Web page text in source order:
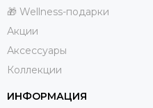
🎁 Wellness-подарки
Акции
Аксессуары
Коллекции
ИНФОРМАЦИЯ